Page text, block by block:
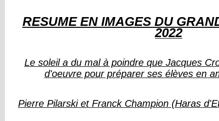
RÉSUMÉ EN IMAGES DU
2022
Le soleil a du mal à poindre que Jacques
d'oeuvre pour préparer ses élèves en
Pierre Pilarski et Franck Champion (Haras